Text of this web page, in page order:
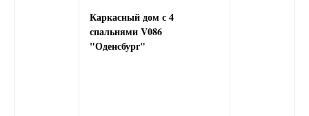
Каркасный дом с 4
спальнями V086
"Оденсбург"